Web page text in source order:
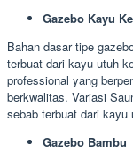
Gazebo Kayu
Bahan dasar tipe
terbuat dari kayu utuh
professional yang
berkwalitas. Variasi
sebab terbuat dari kayu
Gazebo Bambu